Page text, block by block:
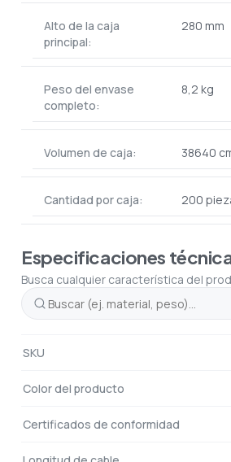
Alto de la caja
principal:
280 mm
Peso del envase
completo:
8,2 kg
Volumen de caja: 38640
Cantidad por caja: 200
Especificaciones
Busca cualquier característica del
SKU
Color del producto
Certificados de conformidad